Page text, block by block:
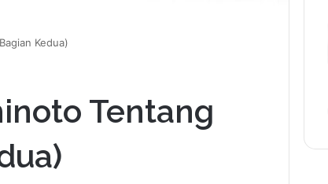
Kedua)
Tentang